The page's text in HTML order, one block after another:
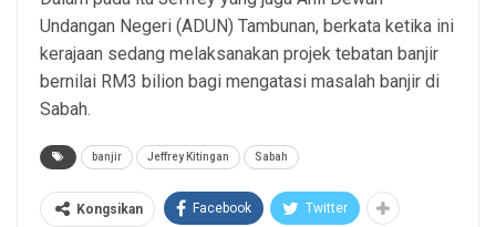
Undangan Negeri (ADUN) Tambunan, berkata ketika ini
kerajaan sedang melaksanakan projek tebatan banjir
bernilai RM3 bilion bagi mengatasi masalah banjir di
Sabah.
banjir Jeffrey Kitingan Sabah
Kongsikan Facebook Twitter